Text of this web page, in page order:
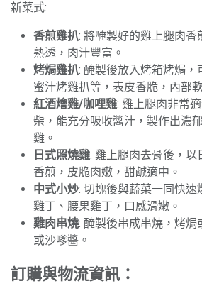
新菜式:
香煎雞扒: 將醃製好的雞上腿肉香
熟透，肉汁豐富。
烤焗雞扒: 醃製後放入烤箱烤焗，
蜜汁烤雞扒等，表皮香脆，內部
紅酒燴雞/咖哩雞: 雞上腿肉非常
柴，能充分吸收醬汁，製作出濃
雞。
日式照燒雞: 雞上腿肉去骨後，以
香煎，皮脆肉嫩，甜鹹適中。
中式小炒: 切塊後與蔬菜一同快
雞丁、腰果雞丁，口感滑嫩。
雞肉串燒: 醃製後串成串燒，烤
或沙嗲醬。
訂購與物流資訊：